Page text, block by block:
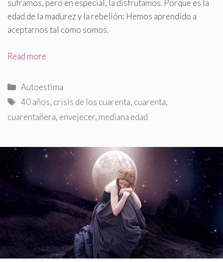
suframos, pero en especial, la disfrutamos. Porque es la
edad de la madurez y la rebelión: Hemos aprendido a
aceptarnos tal como somos.
Read more
Categorías
Autoestima
Etiquetas
40 años, crisis de los cuarenta, cuarenta,
cuarentañera, envejecer, mediana edad